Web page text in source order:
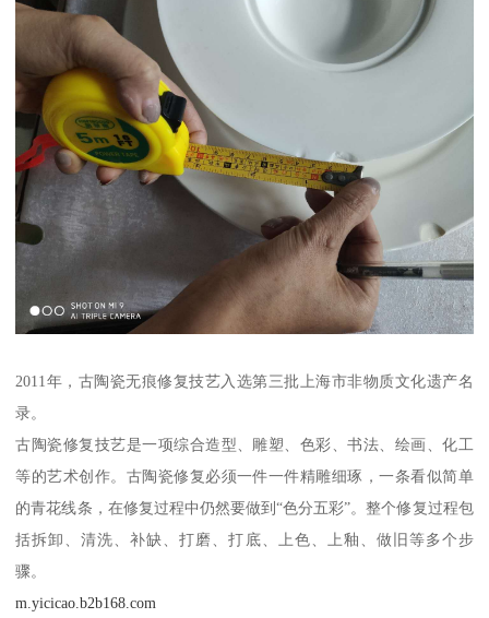
2011年，古陶瓷无痕修复技艺入选第三批上海市非物质文化遗产名
录。
古陶瓷修复技艺是一项综合造型、雕塑、色彩、书法、绘画、化工
等的艺术创作。古陶瓷修复必须一件一件精雕细琢，一条看似简单
的青花线条，在修复过程中仍然要做到“色分五彩”。整个修复过程包
括拆卸、清洗、补缺、打磨、打底、上色、上釉、做旧等多个步
骤。
m.yicicao.b2b168.com